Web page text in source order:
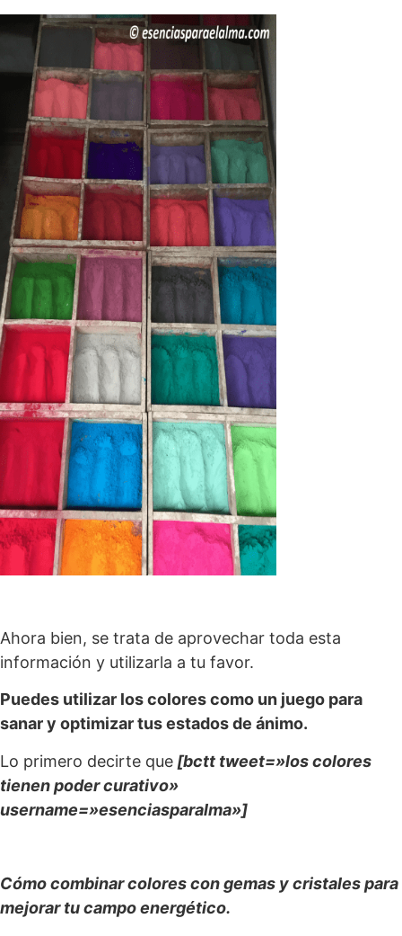
Ahora bien, se trata de aprovechar toda esta
información y utilizarla a tu favor.
Puedes utilizar los colores como un juego para
sanar y optimizar tus estados de ánimo.
Lo primero decirte que [bctt tweet=»los colores
tienen poder curativo»
username=»esenciasparalma»]
Cómo combinar colores con gemas y cristales para
mejorartu campo energético.